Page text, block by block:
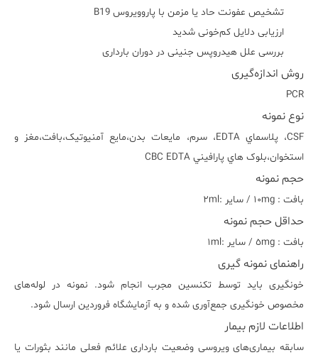
تشخیص عفونت حاد یا مزمن با پاروویروس B19
ارزیابی دلایل کم‌خونی شدید
بررسی علل هیدروپس جنینی در دوران بارداری
روش اندازه‌گیری
PCR
نوع نمونه
CSF، پلاسماي EDTA، سرم، مايعات بدن،مايع آمنيوتيک،بافت،مغز و
استخوان،بلوک هاي پارافيني CBC EDTA
حجم نمونه
بافت : ١٠mg / ساير :٢ml
حداقل حجم نمونه
بافت : ٥mg / ساير :١ml
راهنمای نمونه گیری
خونگیری باید توسط تکنسین مجرب انجام شود. نمونه در لوله‌های
مخصوص خونگیری جمع‌آوری شده و به آزمایشگاه فروردین ارسال شود.
اطلاعات لازم بیمار
سابقه بیماری‌های ویروسی وضعیت بارداری علائم فعلی مانند بثورات یا